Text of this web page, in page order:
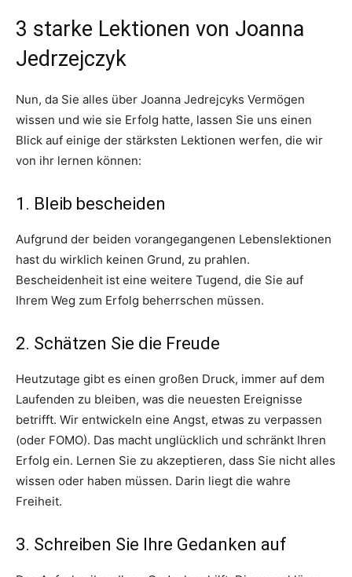
3 starke Lektionen von Joanna
Jedrzejczyk
Nun, da Sie alles über Joanna Jedrejcyks Vermögen
wissen und wie sie Erfolg hatte, lassen Sie uns einen
Blick auf einige der stärksten Lektionen werfen, die wir
von ihr lernen können:
1. Bleib bescheiden
Aufgrund der beiden vorangegangenen Lebenslektionen
hast du wirklich keinen Grund, zu prahlen.
Bescheidenheit ist eine weitere Tugend, die Sie auf
Ihrem Weg zum Erfolg beherrschen müssen.
2. Schätzen Sie die Freude
Heutzutage gibt es einen großen Druck, immer auf dem
Laufenden zu bleiben, was die neuesten Ereignisse
betrifft. Wir entwickeln eine Angst, etwas zu verpassen
(oder FOMO). Das macht unglücklich und schränkt Ihren
Erfolg ein. Lernen Sie zu akzeptieren, dass Sie nicht alles
wissen oder haben müssen. Darin liegt die wahre
Freiheit.
3. Schreiben Sie Ihre Gedanken auf